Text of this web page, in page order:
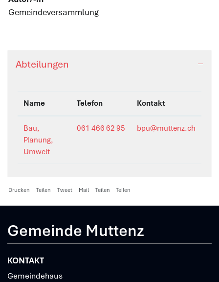
Gemeindeversammlung
Abteilungen
Name Telefon Kontakt
Bau,
Planung,
Umwelt
061 466 62 95 bpu@muttenz.ch
Drucken Teilen Tweet Mail Teilen Teilen
Gemeinde Muttenz
KONTAKT
Gemeindehaus